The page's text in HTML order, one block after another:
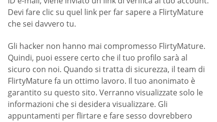
Devi fare clic su quel link per far sapere a FlirtyMature
che sei davvero tu.
Gli hacker non hanno mai compromesso FlirtyMature.
Quindi, puoi essere certo che il tuo profilo sarà al
sicuro con noi. Quando si tratta di sicurezza, il team di
FlirtyMature fa un ottimo lavoro. Il tuo anonimato è
garantito su questo sito. Verranno visualizzate solo le
informazioni che si desidera visualizzare. Gli
appuntamenti per flirtare e fare sesso dovrebbero